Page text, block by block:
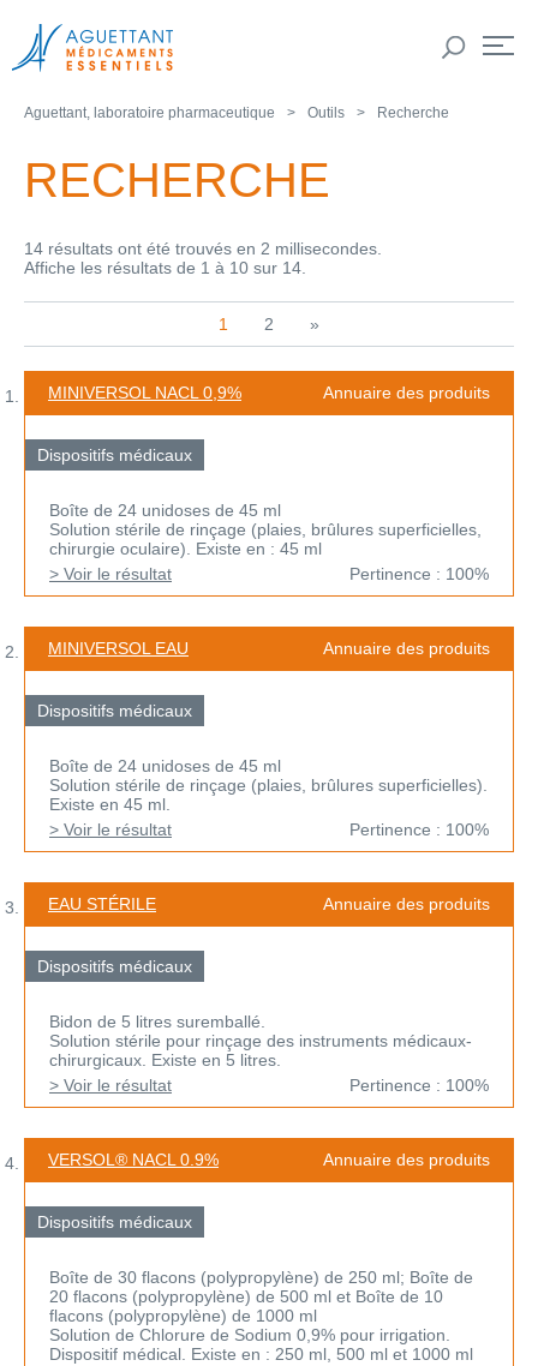
Aguettant, laboratoire pharmaceutique Outils Recherche
RECHERCHE
14 résultats ont été trouvés en 2 millisecondes.
Affiche les résultats de 1 à 10 sur 14.
1 2 »
MINIVERSOL NACL 0,9% Annuaire des produits
Dispositifs médicaux
Boîte de 24 unidoses de 45 ml
Solution stérile de rinçage (plaies, brûlures superficielles,
chirurgie oculaire). Existe en : 45 ml
> Voir le résultat
Pertinence : 100%
MINIVERSOL EAU Annuaire des produits
Dispositifs médicaux
Boîte de 24 unidoses de 45 ml
Solution stérile de rinçage (plaies, brûlures superficielles).
Existe en 45 ml.
> Voir le résultat
Pertinence : 100%
EAU STÉRILE Annuaire des produits
Dispositifs médicaux
Bidon de 5 litres suremballé.
Solution stérile pour rinçage des instruments médicaux-
chirurgicaux. Existe en 5 litres.
> Voir le résultat
Pertinence : 100%
VERSOL® NACL 0.9% Annuaire des produits
Dispositifs médicaux
Boîte de 30 flacons (polypropylène) de 250 ml; Boîte de
20 flacons (polypropylène) de 500 ml et Boîte de 10
flacons (polypropylène) de 1000 ml
Solution de Chlorure de Sodium 0,9% pour irrigation.
Dispositif médical. Existe en : 250 ml, 500 ml et 1000 ml